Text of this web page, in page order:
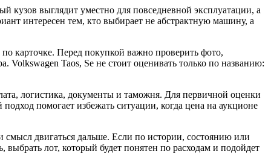
кузов выглядит уместно для повседневной эксплуатации, а
интересен тем, кто выбирает не абстрактную машину, а
карточке. Перед покупкой важно проверить фото,
Volkswagen Taos, Se не стоит оценивать только по названию:
логистика, документы и таможня. Для первичной оценки
помогает избежать ситуации, когда цена на аукционе
двигаться дальше. Если по истории, состоянию или
выбрать лот, который будет понятен по расходам и подойдет